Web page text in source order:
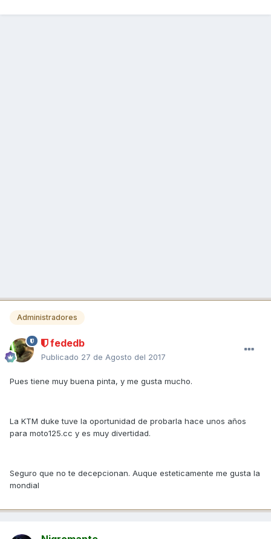
Administradores
fededb
Publicado 27 de Agosto del 2017
Pues tiene muy buena pinta, y me gusta mucho.
La KTM duke tuve la oportunidad de probarla hace unos años
para moto125.cc y es muy divertidad.
Seguro que no te decepcionan. Auque esteticamente me gusta la
mondial